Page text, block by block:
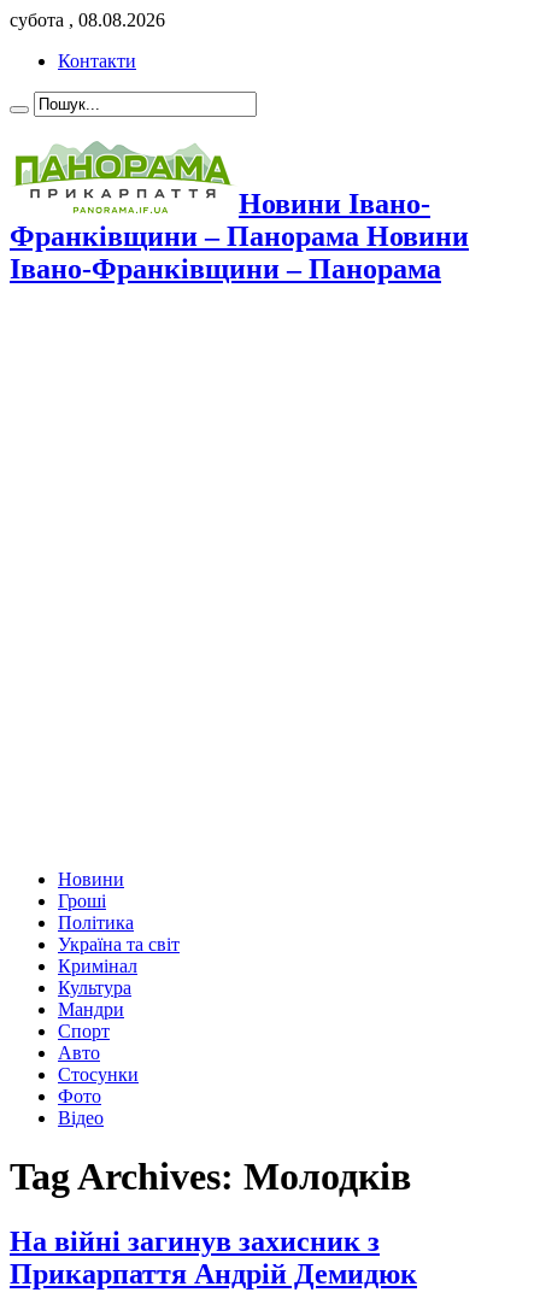
субота , 08.08.2026
Контакти
Новини Івано-
Франківщини – Панорама Новини
Івано-Франківщини – Панорама
Новини
Гроші
Політика
Україна та світ
Кримінал
Культура
Мандри
Спорт
Авто
Стосунки
Фото
Відео
Tag Archives: Молодків
На війні загинув захисник з
Прикарпаття Андрій Демидюк